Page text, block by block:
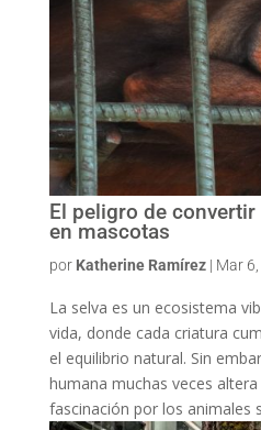
El peligro de
en mascotas
por Katherine Ramírez| Mar
La selva es un ecosistema
vida, donde cada criatura
el equilibrio natural. Sin
humana muchas veces
fascinación por los animales